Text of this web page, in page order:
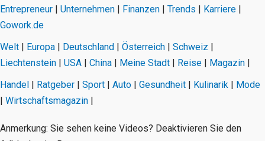
Entrepreneur | Unternehmen | Finanzen | Trends | Karriere |
Gowork.de
Welt | Europa | Deutschland | Österreich | Schweiz |
Liechtenstein | USA | China | Meine Stadt | Reise | Magazin |
Handel | Ratgeber | Sport | Auto | Gesundheit | Kulinarik | Mode
| Wirtschaftsmagazin |
Anmerkung: Sie sehen keine Videos? Deaktivieren Sie den